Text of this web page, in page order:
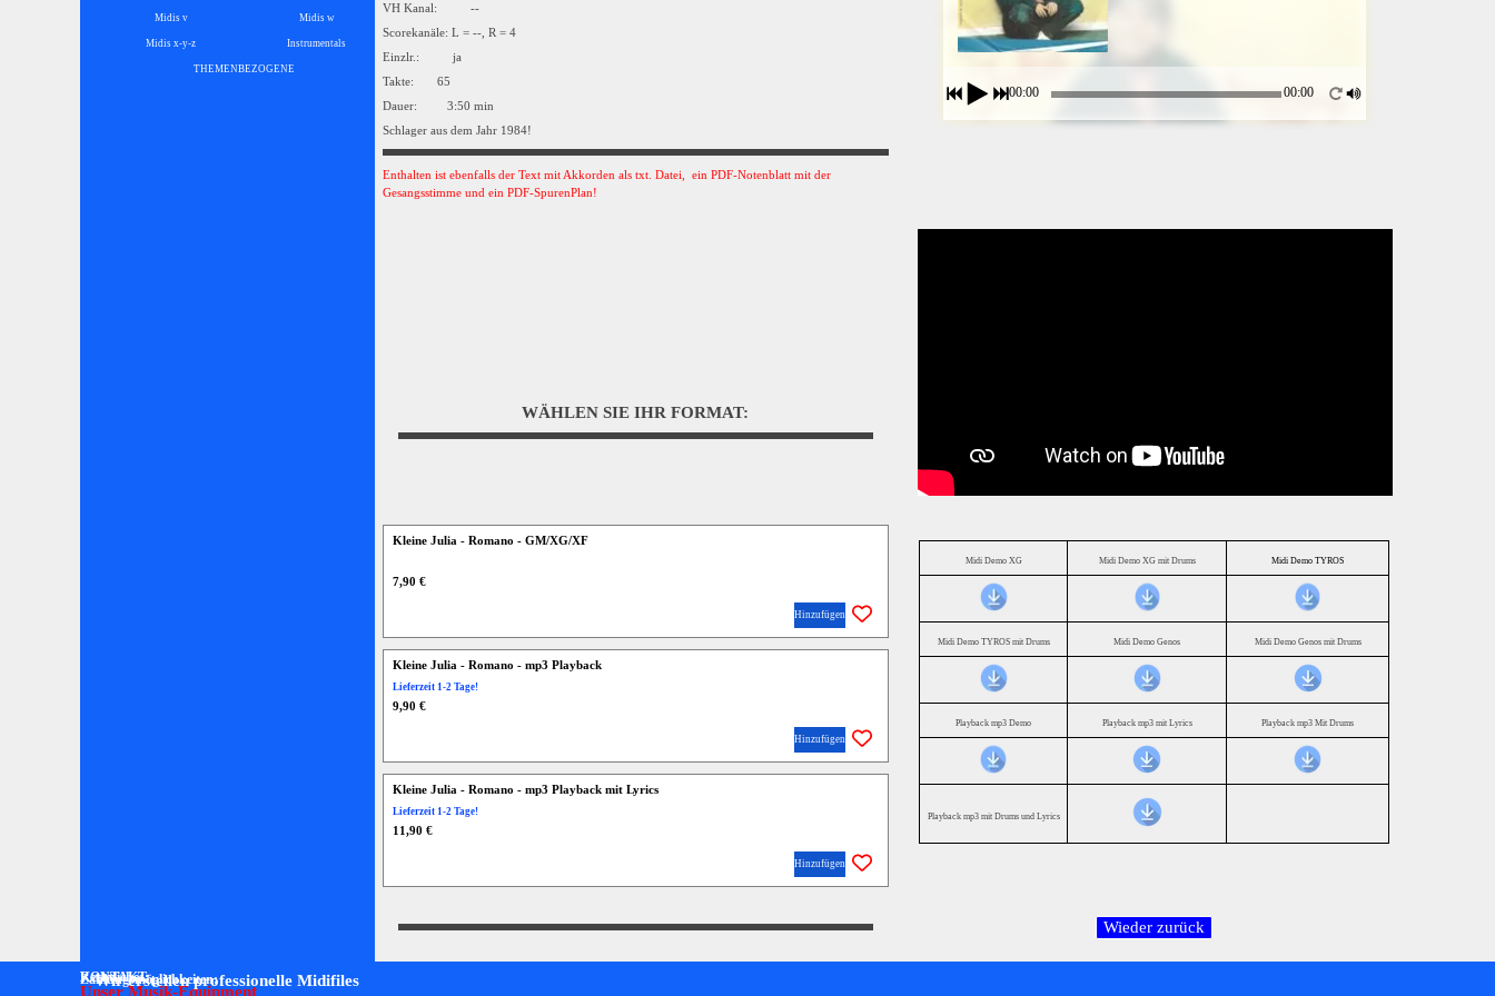
Midis v Midis w
Midis x-y-z Instrumentals
THEMENBEZOGENE
VH Kanal: --
Scorekanäle: L = --, R = 4
Einzlr.: ja
Takte: 65
Dauer: 3:50 min
Schlager aus dem Jahr 1984!
Enthalten ist ebenfalls der Text mit Akkorden als txt. Datei, ein PDF-Notenblatt mit der
Gesangsstimme und ein PDF-SpurenPlan!
00:00 00:00
WÄHLEN SIE IHR FORMAT:
Kleine Julia - Romano - GM/XG/XF
7,90 €
Hinzufügen
Kleine Julia - Romano - mp3 Playback
Lieferzeit 1-2 Tage!
9,90 €
Hinzufügen
Kleine Julia - Romano - mp3 Playback mit Lyrics
Lieferzeit 1-2 Tage!
11,90 €
Hinzufügen
Midi Demo XG Midi Demo XG mit Drums Midi Demo TYROS
Midi Demo TYROS mit Drums Midi Demo Genos Midi Demo Genos mit Drums
Playback mp3 Demo Playback mp3 mit Lyrics Playback mp3 Mit Drums
Playback mp3 mit Drums und Lyrics
Rechtliches:
KONTAKT:
Zahlungsmöglichkeiten:
Wir erstellen professionelle Midifiles
Unser Musik-Equipment